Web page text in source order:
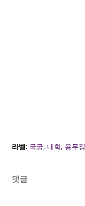
라벨: 국궁 대회 용무정
댓글